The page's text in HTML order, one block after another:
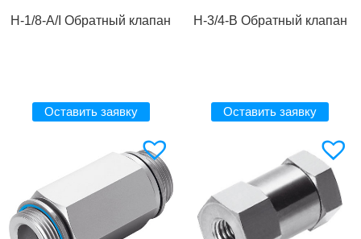
H-1/8-A/I Обратный клапан
Оставить заявку
H-3/4-B Обратный клапан
Оставить заявку